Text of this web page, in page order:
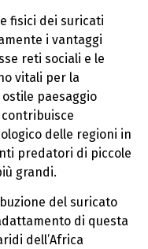
fisici dei suricati
i vantaggi
reti sociali e le
vitali per la
paesaggio
delle regioni in
predatori di piccole
grandi.
del suricato
di questa
dell’Africa